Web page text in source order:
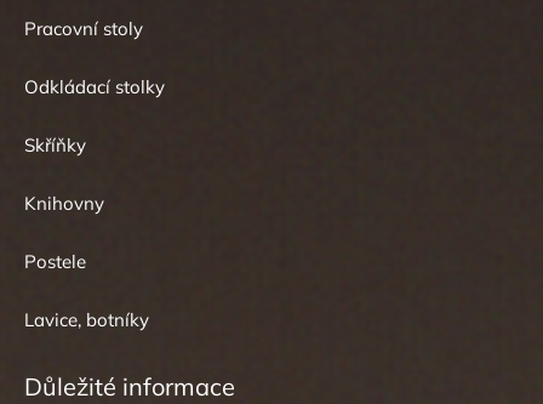
Pracovní stoly
Odkládací stolky
Skříňky
Knihovny
Postele
Lavice, botníky
Důležité informace